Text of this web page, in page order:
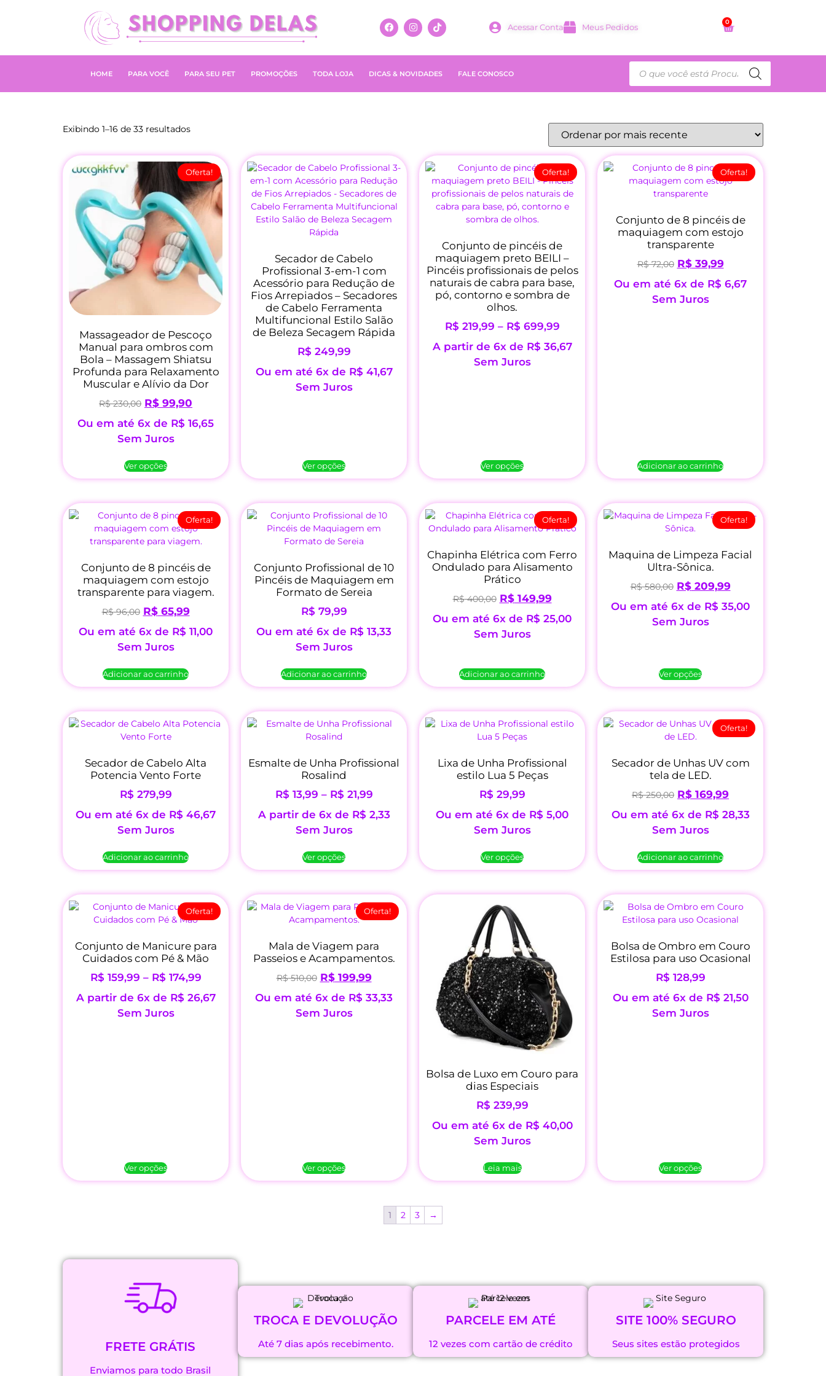
Acessar Conta Meus Pedidos
0
HOME PARA VOCÊ PARA SEU PET PROMOÇÕES TODA LOJA DICAS & NOVIDADES FALE CONOSCO
Exibindo 1–16 de 33 resultados
Oferta!
Massageador de Pescoço
Manual para ombros com
Bola – Massagem Shiatsu
Profunda para Relaxamento
Muscular e Alívio da Dor
R$230,00 R$ 99,90
Ou em até 6x de R$ 16,65
Sem Juros
Ver opções
Secador de Cabelo
Profissional 3-em-1 com
Acessório para Redução de
Fios Arrepiados – Secadores
de Cabelo Ferramenta
Multifuncional Estilo Salão
de Beleza Secagem Rápida
R$ 249,99
Ou em até 6x de R$ 41,67
Sem Juros
Ver opções
Oferta!
Conjunto de pincéis de
maquiagem preto BEILI –
Pincéis profissionais de pelos
naturais de cabra para base,
pó, contorno e sombra de
olhos.
R$ 219,99 – R$ 699,99
A partir de 6x de R$ 36,67
Sem Juros
Ver opções
Oferta!
Conjunto de 8 pincéis de
maquiagem com estojo
transparente
R$72,00 R$39,99
Ou em até 6x de R$ 6,67
Sem Juros
Adicionar ao carrinho
Oferta!
Conjunto de 8 pincéis de
maquiagem com estojo
transparente para viagem.
R$96,00 R$65,99
Ou em até 6x de R$ 11,00
Sem Juros
Adicionar ao carrinho
Conjunto Profissional de 10
Pincéis de Maquiagem em
Formato de Sereia
R$ 79,99
Ou em até 6x de R$ 13,33
Sem Juros
Adicionar ao carrinho
Oferta!
Chapinha Elétrica com Ferro
Ondulado para Alisamento
Prático
R$400,00 R$149,99
Ou em até 6x de R$ 25,00
Sem Juros
Adicionar ao carrinho
Oferta!
Maquina de Limpeza Facial
Ultra-Sônica.
R$580,00 R$209,99
Ou em até 6x de R$ 35,00
Sem Juros
Ver opções
Secador de Cabelo Alta
Potencia Vento Forte
R$ 279,99
Ou em até 6x de R$ 46,67
Sem Juros
Adicionar ao carrinho
Esmalte de Unha Profissional
Rosalind
R$ 13,99 – R$ 21,99
A partir de 6x de R$ 2,33
Sem Juros
Ver opções
Lixa de Unha Profissional
estilo Lua 5 Peças
R$ 29,99
Ou em até 6x de R$ 5,00
Sem Juros
Ver opções
Oferta!
Secador de Unhas UV com
tela de LED.
R$250,00 R$ 169,99
Ou em até 6x de R$ 28,33
Sem Juros
Adicionar ao carrinho
Oferta!
Conjunto de Manicure para
Cuidados com Pé & Mão
R$ 159,99 – R$ 174,99
A partir de 6x de R$ 26,67
Sem Juros
Ver opções
Oferta!
Mala de Viagem para
Passeios e Acampamentos.
R$510,00 R$199,99
Ou em até 6x de R$ 33,33
Sem Juros
Ver opções
Bolsa de Luxo em Couro para
dias Especiais
R$ 239,99
Ou em até 6x de R$ 40,00
Sem Juros
Leia mais
Bolsa de Ombro em Couro
Estilosa para uso Ocasional
R$ 128,99
Ou em até 6x de R$ 21,50
Sem Juros
Ver opções
1 2 3 →
FRETE GRÁTIS
Enviamos para todo Brasil
TROCA E DEVOLUÇÃO
Até 7 dias após recebimento.
PARCELE EM ATÉ
12 vezes com cartão de crédito
SITE 100% SEGURO
Seus sites estão protegidos